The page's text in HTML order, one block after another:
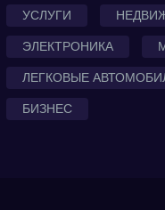
УСЛУГИ
ЭЛЕКТРОНИКА
ЛЕГКОВЫЕ
БИЗНЕС